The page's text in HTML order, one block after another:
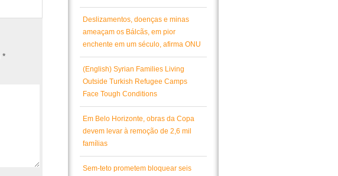
*
Deslizamentos, doenças e minas
ameaçam os Bálcãs, em pior
enchente em um século, afirma ONU
(English) Syrian Families Living
Outside Turkish Refugee Camps
Face Tough Conditions
Em Belo Horizonte, obras da Copa
devem levar à remoção de 2,6 mil
famílias
Sem-teto prometem bloquear seis